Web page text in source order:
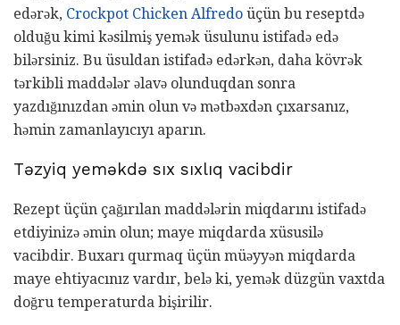
edərək, Crockpot Chicken Alfredo üçün bu reseptdə
olduğu kimi kəsilmiş yemək üsulunu istifadə edə
bilərsiniz. Bu üsuldan istifadə edərkən, daha kövrək
tərkibli maddələr əlavə olunduqdan sonra
yazdığınızdan əmin olun və mətbəxdən çıxarsanız,
həmin zamanlayıcıyı aparın.
Təzyiq yeməkdə sıx sıxlıq vacibdir
Rezept üçün çağırılan maddələrin miqdarını istifadə
etdiyinizə əmin olun; maye miqdarda xüsusilə
vacibdir. Buxarı qurmaq üçün müəyyən miqdarda
maye ehtiyacınız vardır, belə ki, yemək düzgün vaxtda
doğru temperaturda bişirilir.